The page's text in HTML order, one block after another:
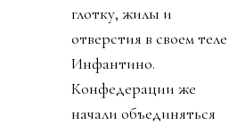
глотку, жилы и
отверстия в своем теле
Инфантино.
Конфедерации же
начали объединяться